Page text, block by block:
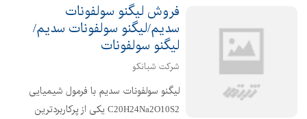
فروش لیگنو سولفونات
سدیم/لیگنو سولفونات سدیم/
لیگنو سولفونات
شرکت شبانکو
لیگنو سولفونات سدیم با فرمول شیمیایی
C20H24Na2O10S2 یکی از پرکاربردترین